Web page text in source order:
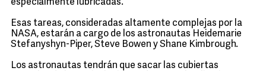
especialmente lubricadas.
Esas tareas, consideradas altamente complejas por la
NASA, estarán a cargo de los astronautas Heidemarie
Stefanyshyn-Piper, Steve Bowen y Shane Kimbrough.
Los astronautas tendrán que sacar las cubiertas